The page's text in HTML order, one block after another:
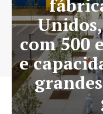
com 500
e